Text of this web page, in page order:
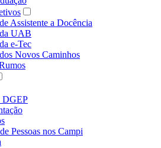
Assistente a Docência
UAB
e-Tec
Novos Caminhos
DGEP
Pessoas nos Campi